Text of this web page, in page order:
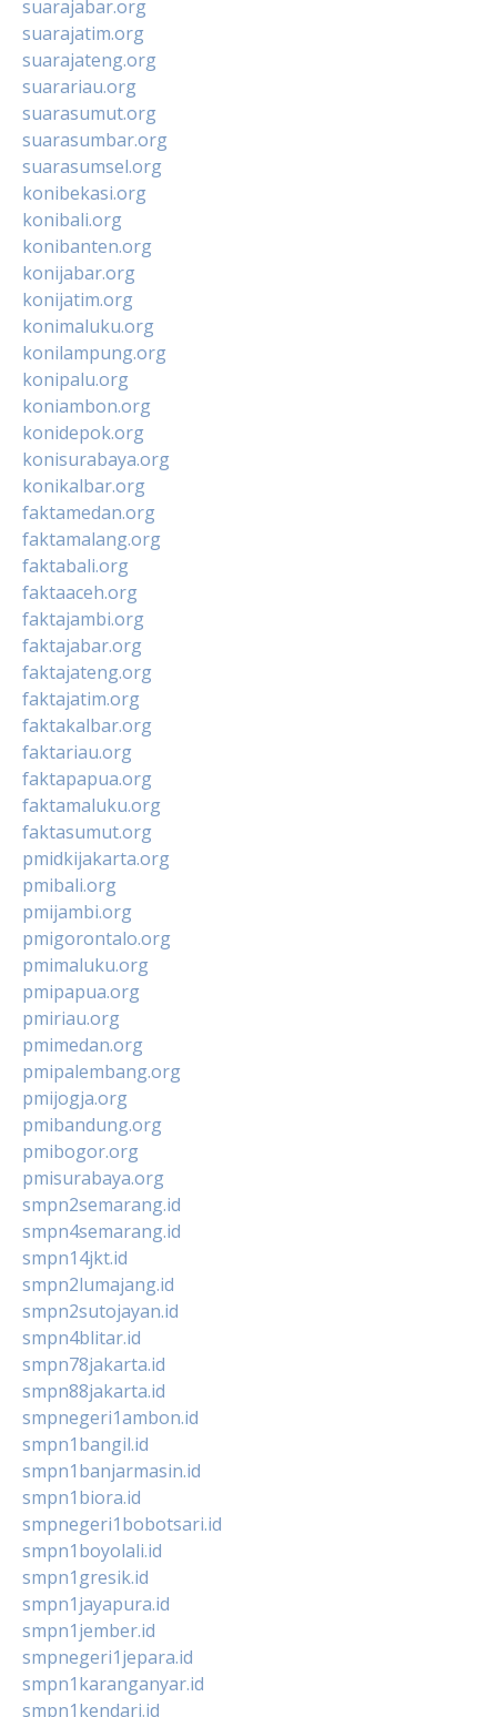
suarajabar.org
suarajatim.org
suarajateng.org
suarariau.org
suarasumut.org
suarasumbar.org
suarasumsel.org
konibekasi.org
konibali.org
konibanten.org
konijabar.org
konijatim.org
konimaluku.org
konilampung.org
konipalu.org
koniambon.org
konidepok.org
konisurabaya.org
konikalbar.org
faktamedan.org
faktamalang.org
faktabali.org
faktaaceh.org
faktajambi.org
faktajabar.org
faktajateng.org
faktajatim.org
faktakalbar.org
faktariau.org
faktapapua.org
faktamaluku.org
faktasumut.org
pmidkijakarta.org
pmibali.org
pmijambi.org
pmigorontalo.org
pmimaluku.org
pmipapua.org
pmiriau.org
pmimedan.org
pmipalembang.org
pmijogja.org
pmibandung.org
pmibogor.org
pmisurabaya.org
smpn2semarang.id
smpn4semarang.id
smpn14jkt.id
smpn2lumajang.id
smpn2sutojayan.id
smpn4blitar.id
smpn78jakarta.id
smpn88jakarta.id
smpnegeri1ambon.id
smpn1bangil.id
smpn1banjarmasin.id
smpn1biora.id
smpnegeri1bobotsari.id
smpn1boyolali.id
smpn1gresik.id
smpn1jayapura.id
smpn1jember.id
smpnegeri1jepara.id
smpn1karanganyar.id
smpn1kendari.id